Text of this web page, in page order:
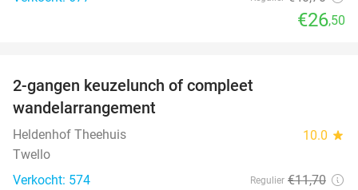
€26,50
2-gangen keuzelunch of compleet
wandelarrangement
Heldenhof Theehuis 10.0 star
Twello
Verkocht: 574
Regulier €11,70